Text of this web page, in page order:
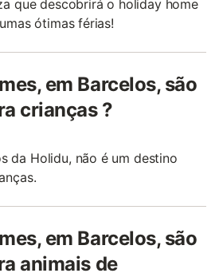
que descobrirá o holiday home
ótimas férias!
em Barcelos, são
crianças ?
da Holidu, não é um destino
em Barcelos, são
animais de